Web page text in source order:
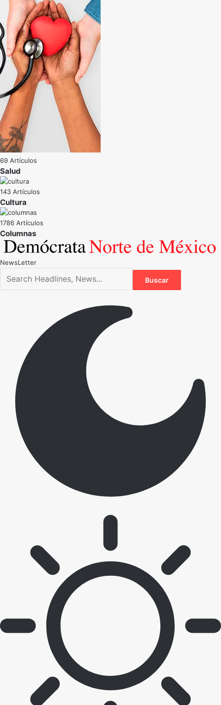
69 Artículos
Salud
143 Artículos
Cultura
1786 Artículos
NewsLetter